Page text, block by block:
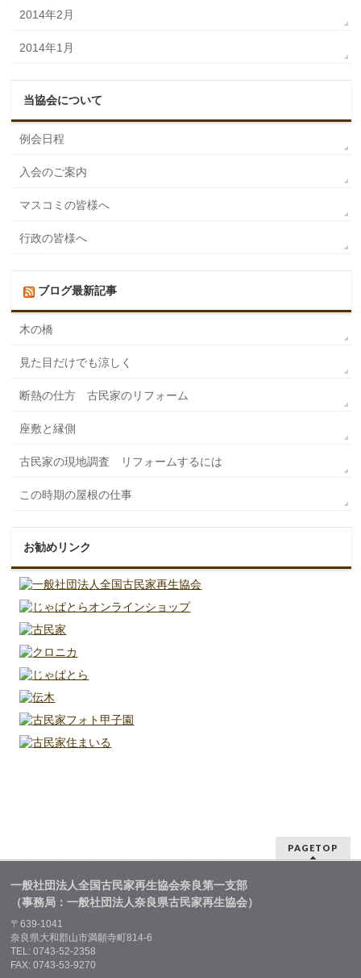
2014年2月
2014年1月
当協会について
例会日程
入会のご案内
マスコミの皆様へ
行政の皆様へ
ブログ最新記事
木の橋
見た目だけでも涼しく
断熱の仕方 古民家のリフォーム
座敷と縁側
古民家の現地調査 リフォームするには
この時期の屋根の仕事
お勧めリンク
PAGETOP
一般社団法人全国古民家再生協会奈良第一支部
（事務局：一般社団法人奈良県古民家再生協会）
〒639-1041
奈良県大和郡山市満願寺町814-6
TEL: 0743-52-2358
FAX: 0743-53-9270